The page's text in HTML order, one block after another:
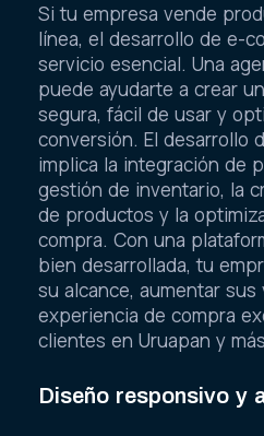
Si tu empresa vende
línea, el desarrollo de e-
servicio esencial. Una
puede ayudarte a crear
segura, fácil de usar y
conversión. El desarrollo
implica la integración de
gestión de inventario, la
de productos y la
compra. Con una
bien desarrollada, tu
su alcance, aumentar
experiencia de compra
clientes en Uruapan y
Diseño responsivo y